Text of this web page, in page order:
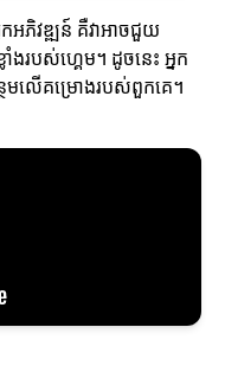
កអភិវឌ្ឍន៍ គឺវាអាចជួយ
បស់ហ្គេម។ ដូចនេះ អ្នក
ថែមលើគម្រោងរបស់ពួកគេ។